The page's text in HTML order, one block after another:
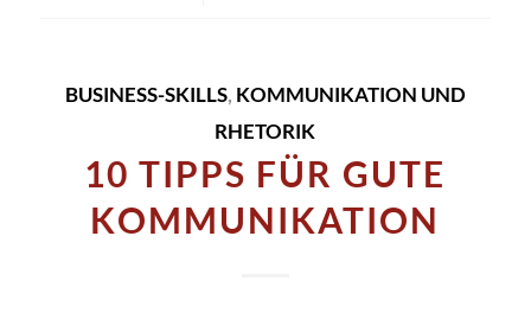
BUSINESS-SKILLS, KOMMUNIKATION UND
RHETORIK
10 TIPPS FÜR GUTE
KOMMUNIKATION